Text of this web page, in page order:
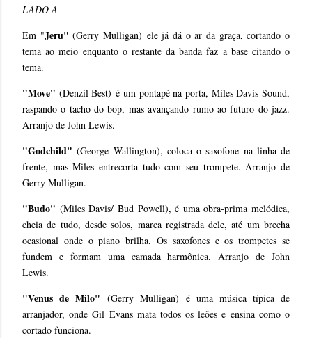
LADO A
Em "Jeru"(Gerry Mulligan) ele já dá o ar da graça, cortando o
tema ao meio enquanto o restante da banda faz a base citando o
tema.
"Move" (Denzil Best) é um pontapé na porta, Miles Davis Sound,
raspando o tacho do bop, mas avançando rumo ao futuro do jazz.
Arranjo de John Lewis.
"Godchild" (George Wallington), coloca o saxofone na linha de
frente, mas Miles entrecorta tudo com seu trompete. Arranjo de
Gerry Mulligan.
"Budo" (Miles Davis/ Bud Powell), é uma obra-prima melódica,
cheia de tudo, desde solos, marca registrada dele, até um brecha
ocasional onde o piano brilha. Os saxofones e os trompetes se
fundem e formam uma camada harmônica. Arranjo de John
Lewis.
"Venus de Milo" (Gerry Mulligan) é uma música típica de
arranjador, onde Gil Evans mata todos os leões e ensina como o
cortado funciona.